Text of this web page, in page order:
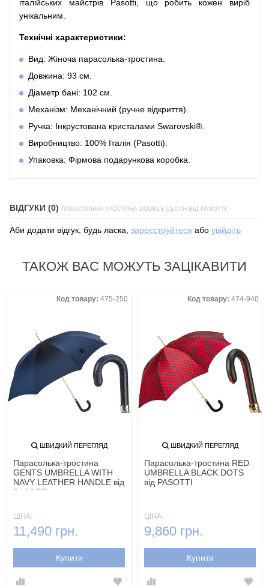
італійських майстрів Pasotti, що робить кожен виріб
унікальним.
Технічні характеристики:
Вид: Жіноча парасолька-тростина.
Довжина: 93 см.
Діаметр бані: 102 см.
Механізм: Механічний (ручне відкриття).
Ручка: Інкрустована кристалами Swarovski®.
Виробництво: 100% Італія (Pasotti).
Упаковка: Фірмова подарункова коробка.
ВІДГУКИ (0) ПАРАСОЛЬКА-ТРОСТИНА DOUBLE CLOTH ВІД PASOTTI
Аби додати відгук, будь ласка, зареєструйтеся або увійдіть
ТАКОЖ ВАС МОЖУТЬ ЗАЦІКАВИТИ
Код товару: 475-250
ШВИДКИЙ ПЕРЕГЛЯД
Парасолька-тростина
GENTS UMBRELLA WITH
NAVY LEATHER HANDLE від
PASOTTI
ЦІНА:
11,490 грн.
Купити
Код товару: 474-940
ШВИДКИЙ ПЕРЕГЛЯД
Парасолька-тростина RED
UMBRELLA BLACK DOTS
від PASOTTI
ЦІНА:
9,860 грн.
Купити